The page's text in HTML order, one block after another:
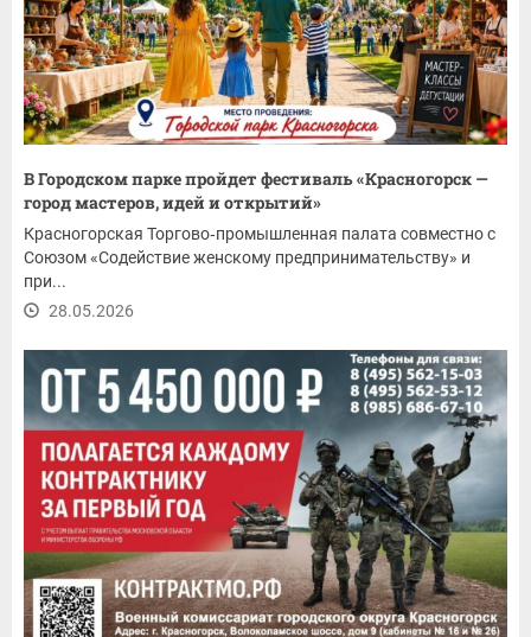
В Городском парке пройдет фестиваль «Красногорск —
город мастеров, идей и открытий»
Красногорская Торгово‑промышленная палата совместно с
Союзом «Содействие женскому предпринимательству» и
при...
28.05.2026